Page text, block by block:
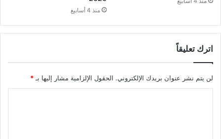
منذ 4 أسابيع
اترك تعليقاً
لن يتم نشر عنوان بريدك الإلكتروني. الحقول الإلزامية مشار إليها بـ*